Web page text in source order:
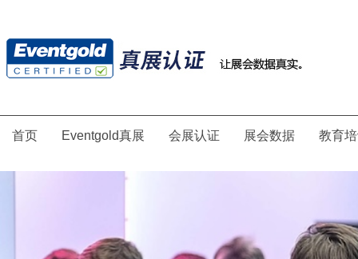
首页 Eventgold真展 会展认证 展会数据 教育